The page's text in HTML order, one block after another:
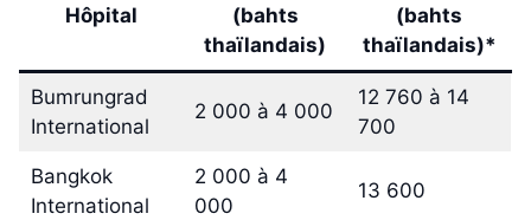
Hôpital
(bahts
thaïlandais)
(bahts
thaïlandais)*
Bumrungrad
International
2 000 à 4 000
12 760 à 14
700
Bangkok
International
2 000 à 4
000
13 600